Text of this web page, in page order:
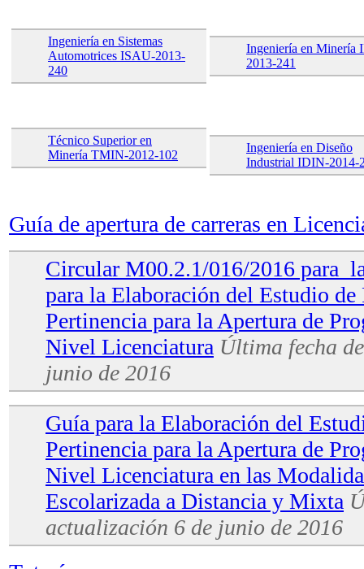
Ingeniería en Sistemas
Automotrices ISAU-2013-
240
Ingeniería en Minería
2013-241
Técnico Superior en
Minería TMIN-2012-102
Ingeniería en Diseño
Industrial IDIN-2014-
Guía de apertura de carreras en
Circular M00.2.1/016/2016 para
para la Elaboración del Estudio
Pertinencia para la Apertura de
Nivel Licenciatura Última fecha
junio de 2016
Guía para la Elaboración del
Pertinencia para la Apertura de
Nivel Licenciatura en las
Escolarizada a Distancia y Mixta
actualización 6 de junio de 2016